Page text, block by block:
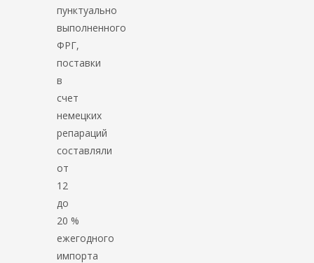
пунктуально
выполненного
ФРГ,
поставки
в
счет
немецких
репараций
составляли
от
12
до
20 %
ежегодного
импорта